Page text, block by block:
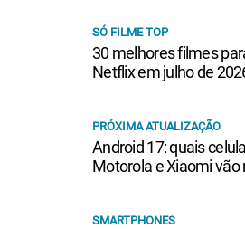
SÓ FILME TOP
30 melhores filmes
Netflix em julho de
PRÓXIMA ATUALIZAÇÃO
Android 17: quais
Motorola e Xiaomi vão
SMARTPHONES